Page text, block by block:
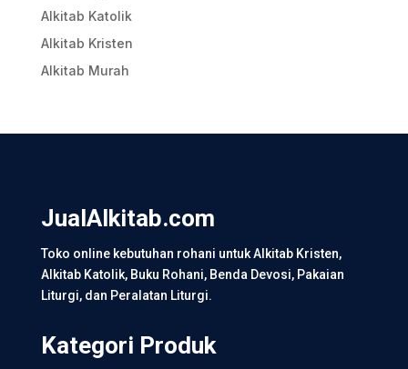
Alkitab Katolik
Alkitab Kristen
Alkitab Murah
JualAlkitab.com
Toko online kebutuhan rohani untuk Alkitab Kristen,
Alkitab Katolik, Buku Rohani, Benda Devosi, Pakaian
Liturgi, dan Peralatan Liturgi.
Kategori Produk